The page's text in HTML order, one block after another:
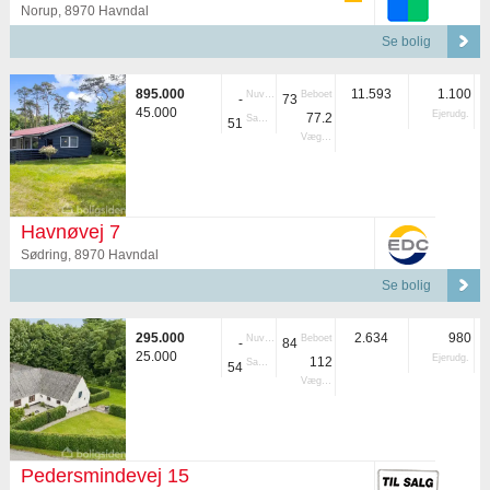
Norup, 8970 Havndal
Se bolig
895.000
45.000
- Nuvær.
51 Samlet
73 Beboet
77.2
Vægtet
11.593 1.100
Ejerudg.
Havnøvej 7
Sødring, 8970 Havndal
Se bolig
295.000
25.000
- Nuvær.
54 Samlet
84 Beboet
112
Vægtet
2.634 980
Ejerudg.
Pedersmindevej 15